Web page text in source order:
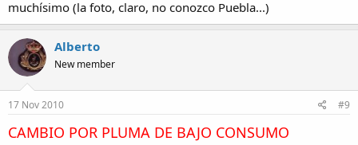
muchísimo (la foto, claro, no conozco Puebla...)
Alberto
New member
17 Nov 2010 #9
CAMBIO POR PLUMA DE BAJO CONSUMO